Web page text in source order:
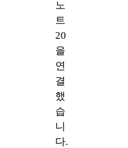
노
트
20
을
연
결
했
습
니
다.